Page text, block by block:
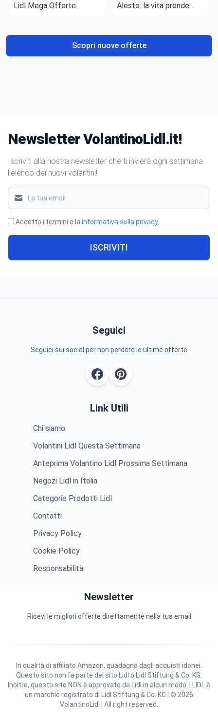
Lidl Mega Offerte
Alesto: la vita prende
Scopri nuove offerte
Newsletter VolantinoLidl.it!
Iscriviti alla nostra newsletter che ti invierà ogni settimana
l'elenco dei nuovi volantini!
Accetto i termini e la informativa sulla privacy.
ISCRIVITI
Seguici
Seguici sui social per non perdere le ultime offerte
Link Utili
Chi siamo
Volantini Lidl Questa Settimana
Anteprima Volantino Lidl Prossima Settimana
Negozi Lidl in Italia
Categorie Prodotti Lidl
Contatti
Privacy Policy
Cookie Policy
Responsabilità
Newsletter
Ricevi le migliori offerte direttamente nella tua email
Questo sito non fa parte del sito Lidl o Lidl Stiftung & Co. KG.
Inoltre, questo sito NON è approvato da Lidl in alcun modo. | LIDL è
un marchio registrato di Lidl Stiftung & Co. KG | © 2026
VolantinoLidl | All right reserved.
In qualità di affiliato Amazon, guadagno dagli acquisti idonei.